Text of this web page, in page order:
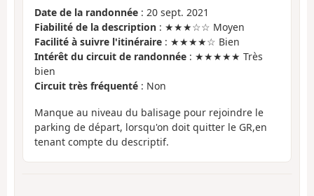
Date de la randonnée : 20 sept. 2021
Fiabilité de la description : ★★★☆☆ Moyen
Facilité à suivre l'itinéraire : ★★★★☆ Bien
Intérêt du circuit de randonnée : ★★★★★ Très
bien
Circuit très fréquenté : Non
Manque au niveau du balisage pour rejoindre le
parking de départ, lorsqu'on doit quitter le GR,en
tenant compte du descriptif.